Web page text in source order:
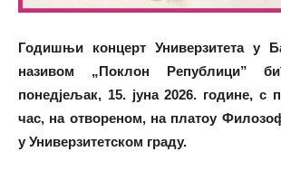
Годишњи концерт Универзитета у
називом „Поклон Републици”
понедјељак, 15. јуна 2026. године, с
час, на отвореном, на платоу
у Универзитетском граду.